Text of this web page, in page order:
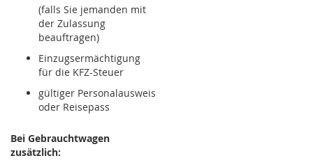
(falls Sie jemanden mit
der Zulassung
beauftragen)
Einzugsermächtigung
für die KFZ-Steuer
gültiger Personalausweis
oder Reisepass
Bei Gebrauchtwagen
zusätzlich: